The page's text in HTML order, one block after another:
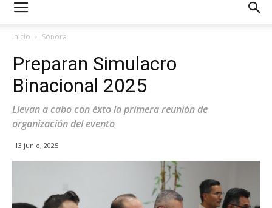
Inicio Sonora
Preparan Simulacro
Binacional 2025
Llevan a cabo con éxto la primera reunión de
organización del evento
13 junio, 2025